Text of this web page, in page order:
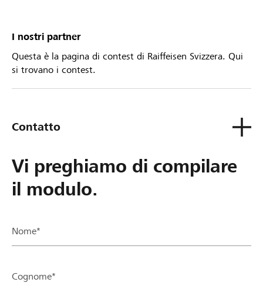
I nostri partner
Questa è la pagina di contest di Raiffeisen Svizzera. Qui
si trovano i contest.
Contatto
Vi preghiamo di compilare
il modulo.
Nome*
Cognome*